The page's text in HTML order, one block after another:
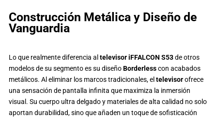
Construcción Metálica y Diseño de
Vanguardia
Lo que realmente diferencia altelevisor iFFALCON S53de otros
modelos de su segmento es su diseñoBorderlesscon acabados
metálicos. Al eliminar los marcos tradicionales, eltelevisorofrece
una sensación de pantalla infinita que maximiza la inmersión
visual. Su cuerpo ultra delgado y materiales de alta calidad no solo
aportan durabilidad, sino que añaden un toque de sofisticación